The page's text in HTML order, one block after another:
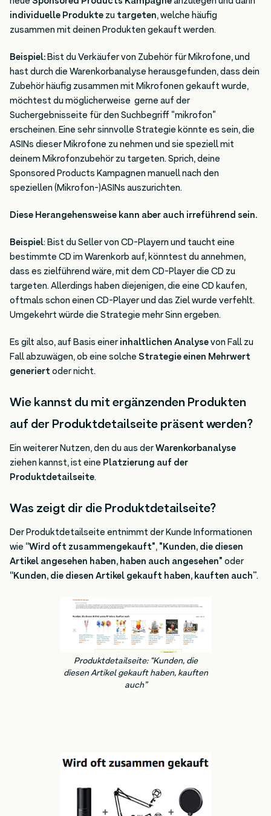
individuelle Produktezu targeten, welche häufig
zusammen mit deinen Produkten gekauft werden.
Beispiel:Bist du Verkäufer von Zubehör für Mikrofone, und
hast durch die Warenkorbanalyse herausgefunden, dass dein
Zubehör häufig zusammen mit Mikrofonen gekauft wurde,
möchtest du möglicherweise gerne auf der
Suchergebnisseite für den Suchbegriff “mikrofon”
erscheinen. Eine sehr sinnvolle Strategie könnte es sein, die
ASINs dieser Mikrofone zu nehmen und sie speziell mit
deinem Mikrofonzubehör zu targeten. Sprich, deine
Sponsored Products Kampagnen manuell nach den
speziellen (Mikrofon-)ASINs auszurichten.
Diese Herangehensweise kann aber auch irreführend sein.
Beispiel: Bist du Seller von CD-Playern und taucht eine
bestimmte CD im Warenkorb auf, könntest du annehmen,
dass es zielführend wäre, mit dem CD-Player die CD zu
targeten. Allerdings haben diejenigen, die eine CD kaufen,
oftmals schon einen CD-Player und das Ziel wurde verfehlt.
Umgekehrt würde die Strategie mehr Sinn ergeben.
Es gilt also, auf Basis einerinhaltlichen Analysevon Fall zu
Fall abzuwägen, ob eine solcheStrategie einen Mehrwert
generiertoder nicht.
Wie kannst du mit ergänzenden Produkten
auf der Produktdetailseite präsent werden?
Ein weiterer Nutzen, den du aus derWarenkorbanalyse
ziehen kannst, ist eine Platzierung auf der
Produktdetailseite.
Was zeigt dir die Produktdetailseite?
Der Produktdetailseite entnimmt der Kunde Informationen
wie “Wird oft zusammengekauft","Kunden, die diesen
Artikel angesehen haben, haben auch angesehen"oder
“Kunden, die diesen Artikel gekauft haben, kauften auch”.
Produktdetailseite: “Kunden, die
diesen Artikel gekauft haben, kauften
auch”